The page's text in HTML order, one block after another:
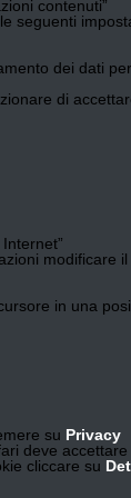
contenuti”
seguenti
dei dati
di
in una
su Privacy
deve
cliccare su